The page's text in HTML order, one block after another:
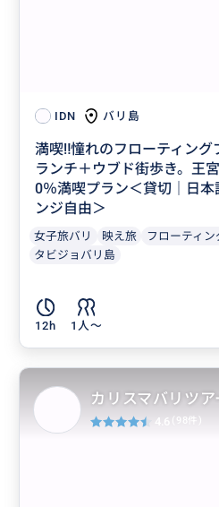
IDN バリ島
満喫‼️憧れのフローティング
ランチ＋ウブド街歩き。王
0％満喫プラン＜貸切｜日
ンジ自由＞
女子旅バリ 映え旅
フローティン
タビジョバリ島
12h 1人〜
カリスマバリツア
4.6 (98件)